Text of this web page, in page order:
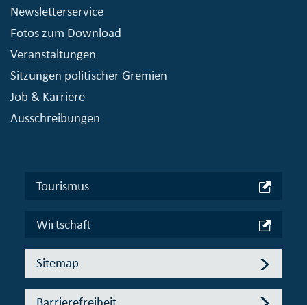
Newsletterservice
Fotos zum Download
Veranstaltungen
Sitzungen politischer Gremien
Job & Karriere
Ausschreibungen
Tourismus
Wirtschaft
Sitemap
Barrierefreiheit